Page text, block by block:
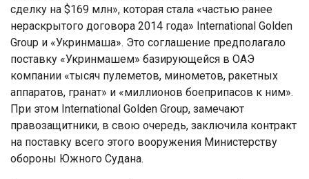
сделку на $169 млн», которая стала «частью ранее
нераскрытого договора 2014 года» International Golden
Group и «Укринмаша». Это соглашение предполагало
поставку «Укринмашем» базирующейся в ОАЭ
компании «тысяч пулеметов, минометов, ракетных
аппаратов, гранат» и «миллионов боеприпасов к ним».
При этом International Golden Group, замечают
правозащитники, в свою очередь, заключила контракт
на поставку всего этого вооружения Министерству
обороны Южного Судана.